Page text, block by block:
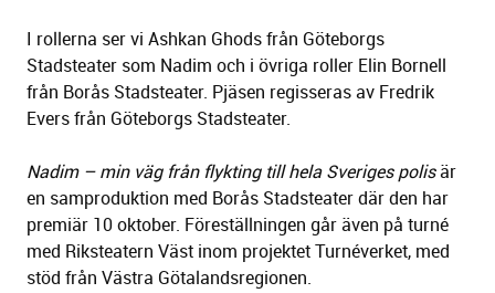
I rollerna ser vi Ashkan Ghods från Göteborgs
Stadsteater som Nadim och i övriga roller Elin Bornell
från Borås Stadsteater. Pjäsen regisseras av Fredrik
Evers från Göteborgs Stadsteater.
Nadim – min väg från flykting till hela Sveriges polisär
en samproduktion med Borås Stadsteater där den har
premiär 10 oktober. Föreställningen går även på turné
med Riksteatern Väst inom projektet Turnéverket, med
stöd från Västra Götalandsregionen.